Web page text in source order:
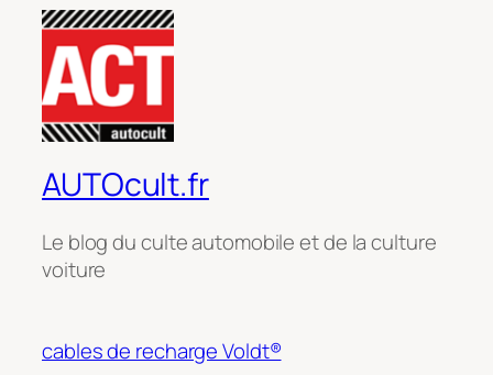
AUTOcult.fr
Le blog du culte automobile et de la culture
voiture
cables de recharge Voldt®